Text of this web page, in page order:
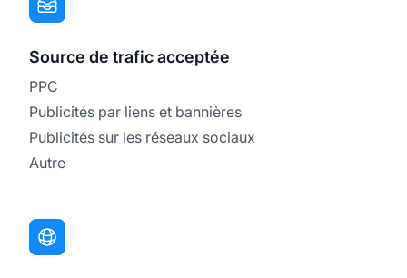
Source de trafic acceptée
PPC
Publicités par liens et bannières
Publicités sur les réseaux sociaux
Autre